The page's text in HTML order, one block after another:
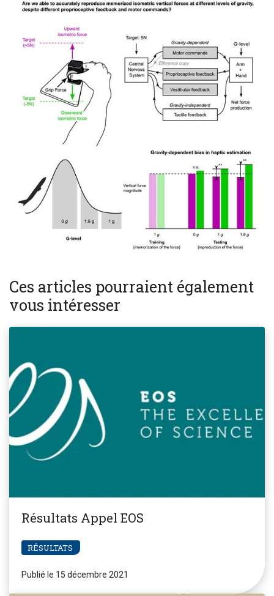
Ces articles pourraient également
vous intéresser
Résultats Appel EOS
RÉSULTATS
Publié le 15 décembre 2021